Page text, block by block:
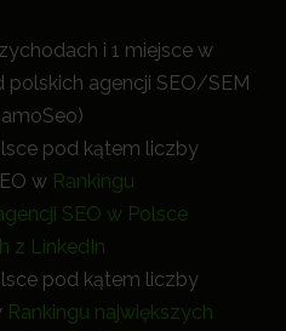
i 1 miejsce w
polskich agencji SEO/SEM
pod kątem liczby
w Rankingu
SEO w Polsce
z LinkedIn
pod kątem liczby
Rankingu największych